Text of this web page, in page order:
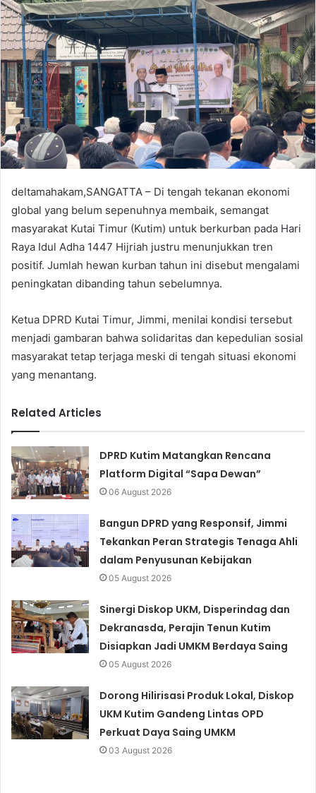
d
a
e
l
deltamahakam,SANGATTA – Di tengah tekanan ekonomi
global yang belum sepenuhnya membaik, semangat
masyarakat Kutai Timur (Kutim) untuk berkurban pada Hari
Raya Idul Adha 1447 Hijriah justru menunjukkan tren
positif. Jumlah hewan kurban tahun ini disebut mengalami
peningkatan dibanding tahun sebelumnya.
Ketua DPRD Kutai Timur, Jimmi, menilai kondisi tersebut
menjadi gambaran bahwa solidaritas dan kepedulian sosial
masyarakat tetap terjaga meski di tengah situasi ekonomi
yang menantang.
Related Articles
DPRD Kutim Matangkan Rencana
Platform Digital “Sapa Dewan”
06 August 2026
Bangun DPRD yang Responsif, Jimmi
Tekankan Peran Strategis Tenaga Ahli
dalam Penyusunan Kebijakan
05 August 2026
Sinergi Diskop UKM, Disperindag dan
Dekranasda, Perajin Tenun Kutim
Disiapkan Jadi UMKM Berdaya Saing
05 August 2026
Dorong Hilirisasi Produk Lokal, Diskop
UKM Kutim Gandeng Lintas OPD
Perkuat Daya Saing UMKM
03 August 2026